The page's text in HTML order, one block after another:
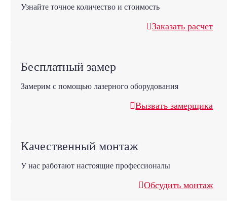
Узнайте точное количество и стоимость
Заказать расчет
Бесплатный замер
Замерим с помощью лазерного оборудования
Вызвать замерщика
Качественный монтаж
У нас работают настоящие профессионалы
Обсудить монтаж